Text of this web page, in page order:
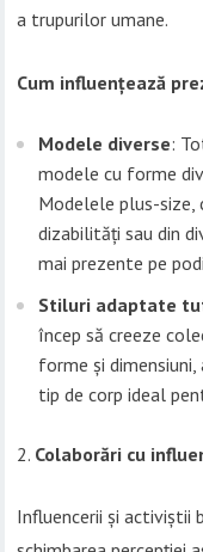
a trupurilor umane.
Cum influențează
Modele diverse:
modele cu forme
Modelele plus-size,
dizabilități sau din
mai prezente pe
Stiluri adaptate
încep să creeze
forme și dimensiuni,
tip de corp ideal
Colaborări cu
Influencerii și activiștii